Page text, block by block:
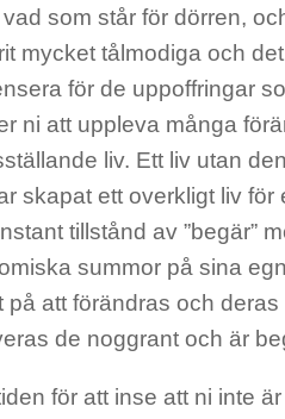
som står för dörren,
mycket tålmodiga och
för de uppoffringar
ni att uppleva många
liv. Ett liv utan
skapat ett overkligt liv
tillstånd av ”begär”
summor på sina
på att förändras och
de noggrant och är
för att inse att ni inte